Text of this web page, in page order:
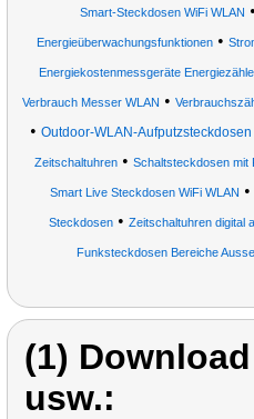
Smart-Steckdosen WiFi WLAN
Energieüberwachungsfunktionen•
Energiekostenmessgeräte
Verbrauch Messer WLAN •
• Outdoor-WLAN-
Zeitschaltuhren • Schaltsteckdosen mit
Smart Live Steckdosen WiFi WLAN •
Steckdosen• Zeitschaltuhren digital
Funksteckdosen Bereiche
(1)
usw.: